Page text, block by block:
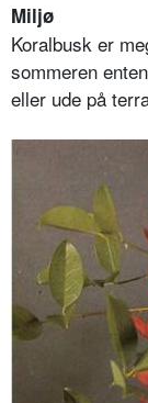
Miljø
Koralbusk er
sommeren
eller ude på